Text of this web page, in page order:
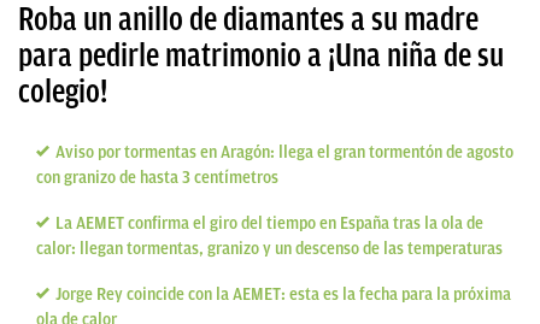
Roba un anillo de diamantes a su madre
para pedirle matrimonio a ¡Una niña de su
colegio!
Aviso por tormentas en Aragón: llega el gran tormentón de agosto
con granizo de hasta 3 centímetros
La AEMET confirma el giro del tiempo en España tras la ola de
calor: llegan tormentas, granizo y un descenso de las temperaturas
Jorge Rey coincide con la AEMET: esta es la fecha para la próxima
ola de calor